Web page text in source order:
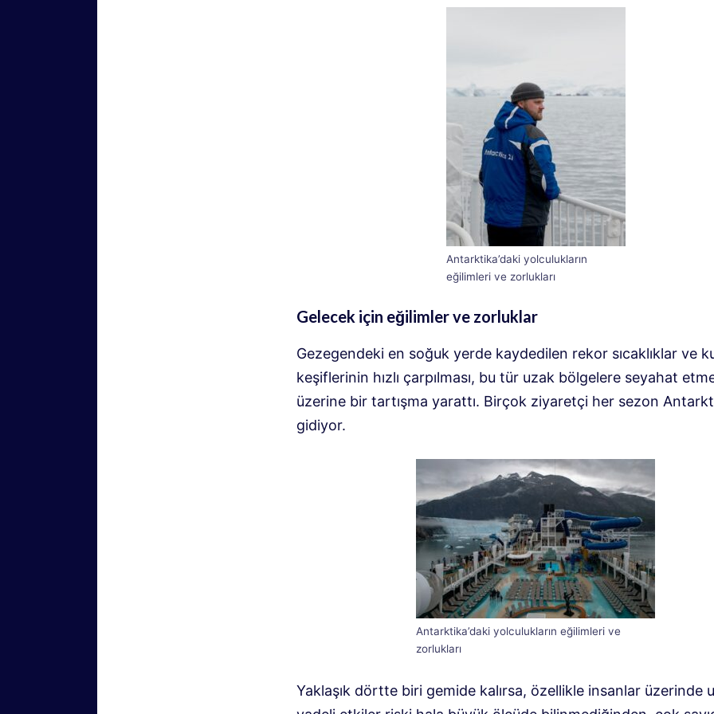
Antarktika’daki yolculukların
eğilimleri ve zorlukları
Gelecek için eğilimler ve zorluklar
Gezegendeki en soğuk yerde kaydedilen rekor sıcaklıklar ve
keşiflerinin hızlı çarpılması, bu tür uzak bölgelere seyahat
üzerine bir tartışma yarattı. Birçok ziyaretçi her sezon
gidiyor.
Antarktika’daki yolculukların eğilimleri ve
zorlukları
Yaklaşık dörtte biri gemide kalırsa, özellikle insanlar üzerinde